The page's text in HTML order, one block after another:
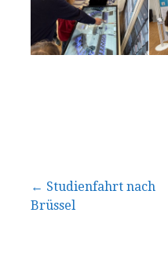
Beitragsnavigation
← Studienfahrt nach
Brüssel